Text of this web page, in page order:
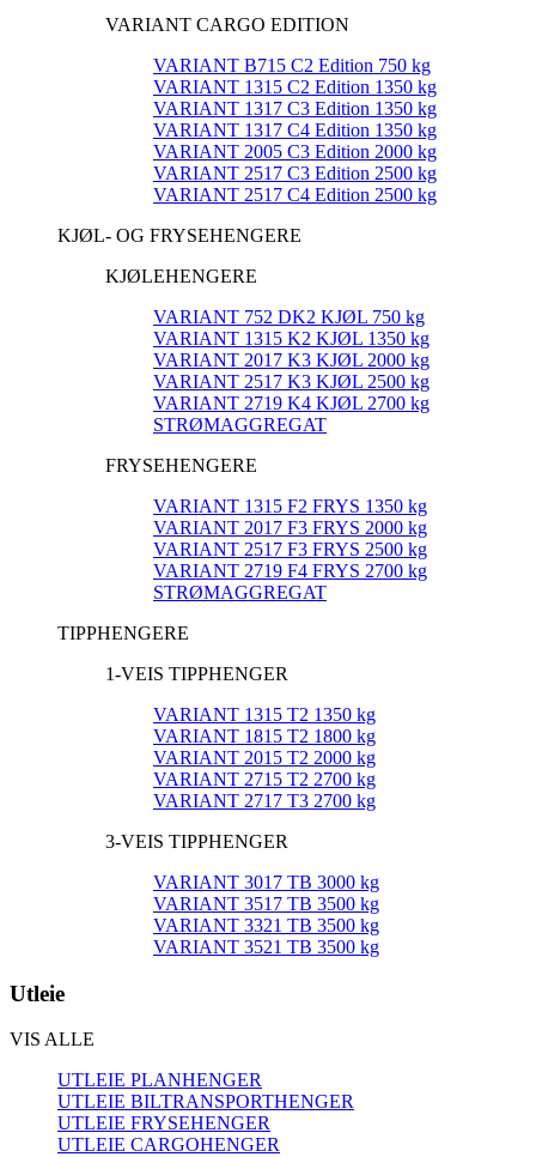
VARIANT CARGO EDITION
VARIANT B715 C2 Edition 750 kg
VARIANT 1315 C2 Edition 1350 kg
VARIANT 1317 C3 Edition 1350 kg
VARIANT 1317 C4 Edition 1350 kg
VARIANT 2005 C3 Edition 2000 kg
VARIANT 2517 C3 Edition 2500 kg
VARIANT 2517 C4 Edition 2500 kg
KJØL- OG FRYSEHENGERE
KJØLEHENGERE
VARIANT 752 DK2 KJØL 750 kg
VARIANT 1315 K2 KJØL 1350 kg
VARIANT 2017 K3 KJØL 2000 kg
VARIANT 2517 K3 KJØL 2500 kg
VARIANT 2719 K4 KJØL 2700 kg
STRØMAGGREGAT
FRYSEHENGERE
VARIANT 1315 F2 FRYS 1350 kg
VARIANT 2017 F3 FRYS 2000 kg
VARIANT 2517 F3 FRYS 2500 kg
VARIANT 2719 F4 FRYS 2700 kg
STRØMAGGREGAT
TIPPHENGERE
1-VEIS TIPPHENGER
VARIANT 1315 T2 1350 kg
VARIANT 1815 T2 1800 kg
VARIANT 2015 T2 2000 kg
VARIANT 2715 T2 2700 kg
VARIANT 2717 T3 2700 kg
3-VEIS TIPPHENGER
VARIANT 3017 TB 3000 kg
VARIANT 3517 TB 3500 kg
VARIANT 3321 TB 3500 kg
VARIANT 3521 TB 3500 kg
Utleie
VIS ALLE
UTLEIE PLANHENGER
UTLEIE BILTRANSPORTHENGER
UTLEIE FRYSEHENGER
UTLEIE CARGOHENGER